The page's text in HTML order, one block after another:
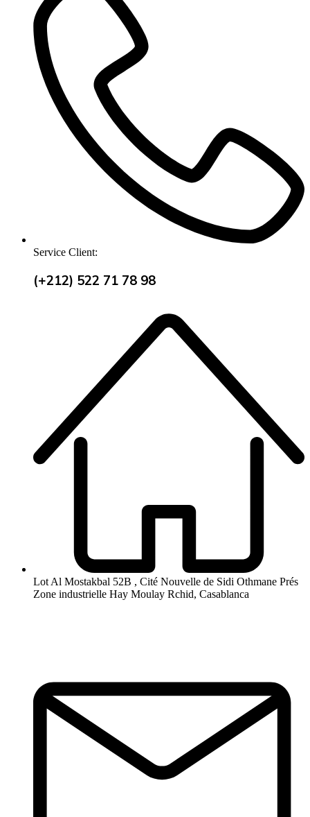
Service Client:
(+212) 522 71 78 98
Lot Al Mostakbal 52B , Cité Nouvelle de Sidi Othmane Prés
Zone industrielle Hay Moulay Rchid, Casablanca